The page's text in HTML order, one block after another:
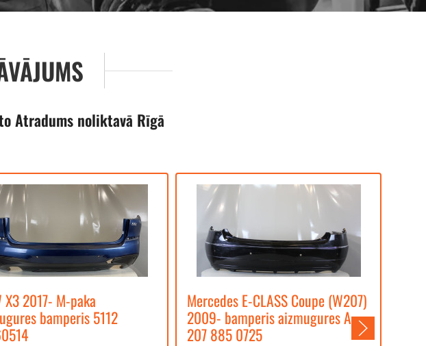
Atradums noliktavā Rīgā
X3 2017- M-paka
bamperis 5112
Mercedes E-CLASS Coupe (W207)
2009- bamperis aizmugures A
207 885 0725